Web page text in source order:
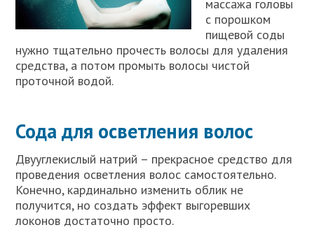
массажа головы
с порошком
пищевой соды
нужно тщательно прочесть волосы для удаления
средства, а потом промыть волосы чистой
проточной водой.
Сода для осветления волос
Двууглекислый натрий – прекрасное средство для
проведения осветления волос самостоятельно.
Конечно, кардинально изменить облик не
получится, но создать эффект выгоревших
локонов достаточно просто.